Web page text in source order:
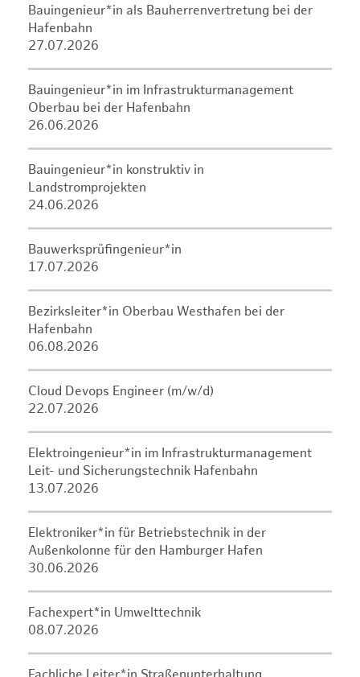
Bauingenieur*in als Bauherrenvertretung bei der
Hafenbahn
27.07.2026
Bauingenieur*in im Infrastrukturmanagement
Oberbau bei der Hafenbahn
26.06.2026
Bauingenieur*in konstruktiv in
Landstromprojekten
24.06.2026
Bauwerksprüfingenieur*in
17.07.2026
Bezirksleiter*in Oberbau Westhafen bei der
Hafenbahn
06.08.2026
Cloud Devops Engineer (m/w/d)
22.07.2026
Elektroingenieur*in im Infrastrukturmanagement
Leit- und Sicherungstechnik Hafenbahn
13.07.2026
Elektroniker*in für Betriebstechnik in der
Außenkolonne für den Hamburger Hafen
30.06.2026
Fachexpert*in Umwelttechnik
08.07.2026